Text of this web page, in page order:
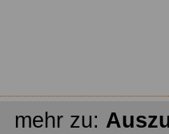
mehr zu: